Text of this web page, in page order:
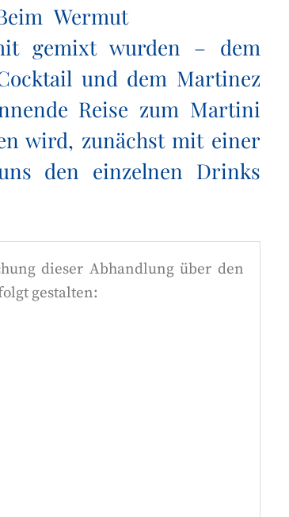
Wermut
gemixt wurden – dem
und dem Martinez
Reise zum Martini
wird, zunächst mit einer
den einzelnen Drinks
dieser Abhandlung über den
gestalten: